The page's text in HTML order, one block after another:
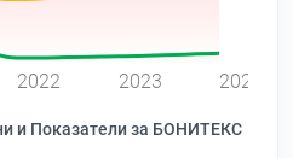
2022 2023 2024
и Показатели за БОНИТЕКС